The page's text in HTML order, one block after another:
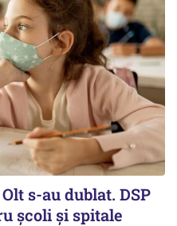
s-au dublat. DSP
școli și spitale